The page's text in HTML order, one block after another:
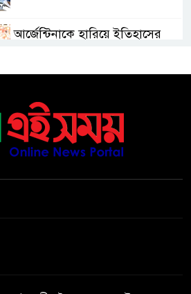
আর্জেন্টিনাকে হারিয়ে ইতিহাসের
রানার্সআপ হয়েও বীরের মর্যাদা,
আর্জেন্টিনায় সাধারণ ছুটি ঘোষণা